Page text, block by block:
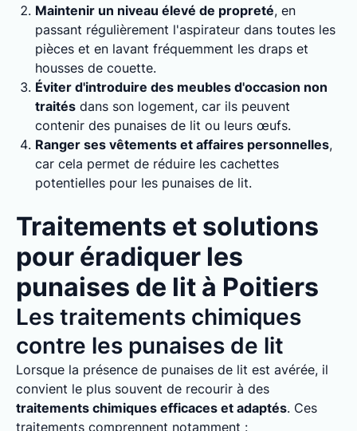
Maintenir un niveau élevé de propreté, en
passant régulièrement l'aspirateur dans toutes les
pièces et en lavant fréquemment les draps et
housses de couette.
Éviter d'introduire des meubles d'occasion non
traités dans son logement, car ils peuvent
contenir des punaises de lit ou leurs œufs.
Ranger ses vêtements et affaires personnelles,
car cela permet de réduire les cachettes
potentielles pour les punaises de lit.
Traitements et solutions
pour éradiquer les
punaises de lit à Poitiers
Les traitements chimiques
contre les punaises de lit
Lorsque la présence de punaises de lit est avérée, il
convient le plus souvent de recourir à des
traitements chimiques efficaces et adaptés. Ces
traitements comprennent notamment :